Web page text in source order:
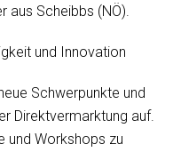
aus Scheibbs (NÖ).
und Innovation
Schwerpunkte und
Direktvermarktung auf.
und Workshops zu